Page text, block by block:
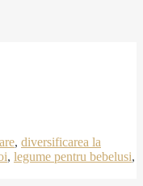
, diversificarea la
, legume pentru bebelusi,